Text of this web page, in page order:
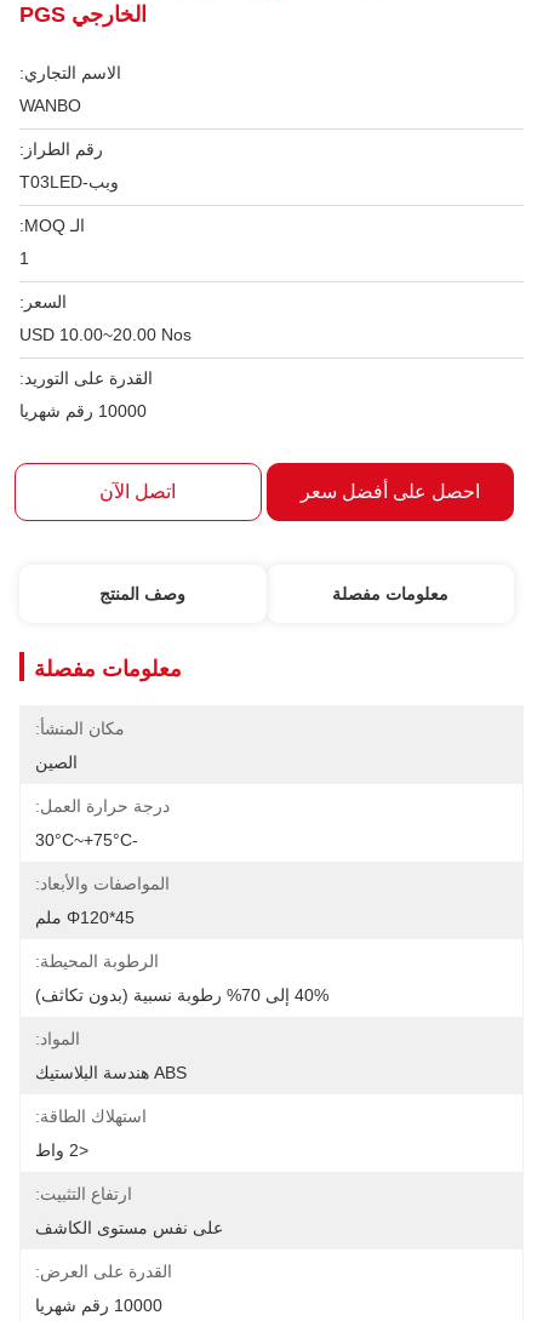
الخارجي PGS
الاسم التجاري:
WANBO
رقم الطراز:
وبب-T03LED
الـ MOQ:
السعر:
USD 10.00~20.00 Nos
القدرة على التوريد:
10000 رقم شهريا
احصل على أفضل سعر اتصل الآن
معلومات مفصلة وصف المنتج
معلومات مفصلة
مكان المنشأ:
الصين
درجة حرارة العمل:
المواصفات والأبعاد:
Φ120*45 ملم
الرطوبة المحيطة:
40% إلى 70% رطوبة نسبية (بدون تكاثف)
المواد:
ABS هندسة البلاستيك
استهلاك الطاقة:
<2 واط
ارتفاع التثبيت:
على نفس مستوى الكاشف
القدرة على العرض:
10000 رقم شهريا